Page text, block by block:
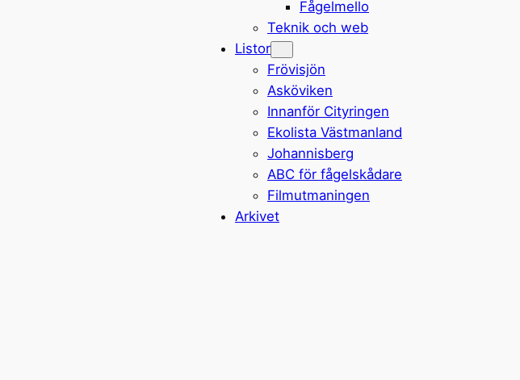
Fågelmello
Teknik och web
Listor
Frövisjön
Asköviken
Innanför Cityringen
Ekolista Västmanland
Johannisberg
ABC för fågelskådare
Filmutmaningen
Arkivet